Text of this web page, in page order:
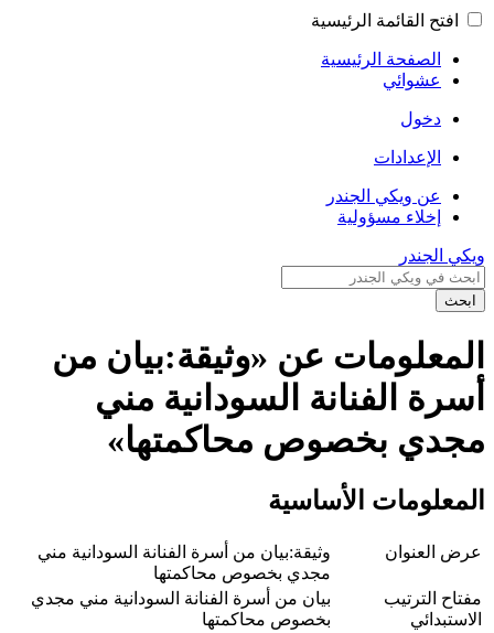
افتح القائمة الرئيسية
الصفحة الرئيسية
عشوائي
دخول
الإعدادات
عن ويكي الجندر
إخلاء مسؤولية
الجندر
عن «وثيقة:بيان من
الفنانة السودانية مني
بخصوص محاكمتها»
الأساسية
العنوان
وثيقة:بيان من أسرة الفنانة السودانية مني
مجدي بخصوص محاكمتها
الترتيب
بيان من أسرة الفنانة السودانية مني مجدي
بخصوص محاكمتها